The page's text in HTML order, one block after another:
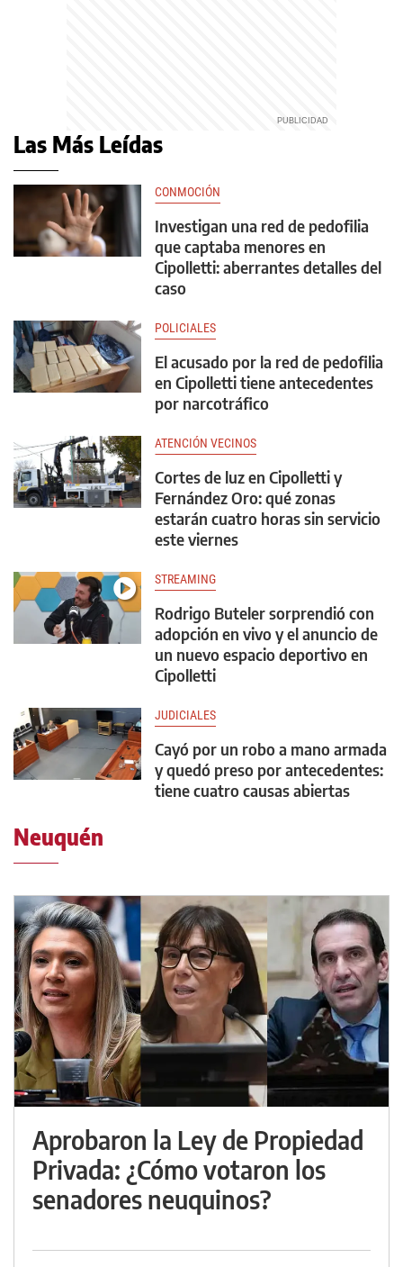
Las Más Leídas
CONMOCIÓN
Investigan una red de pedofilia
que captaba menores en
Cipolletti: aberrantes detalles del
caso
POLICIALES
El acusado por la red de pedofilia
en Cipolletti tiene antecedentes
por narcotráfico
ATENCIÓN VECINOS
Cortes de luz en Cipolletti y
Fernández Oro: qué zonas
estarán cuatro horas sin servicio
este viernes
STREAMING
Rodrigo Buteler sorprendió con
adopción en vivo y el anuncio de
un nuevo espacio deportivo en
Cipolletti
JUDICIALES
Cayó por un robo a mano armada
y quedó preso por antecedentes:
tiene cuatro causas abiertas
Neuquén
Aprobaron la Ley de Propiedad
Privada: ¿Cómo votaron los
senadores neuquinos?